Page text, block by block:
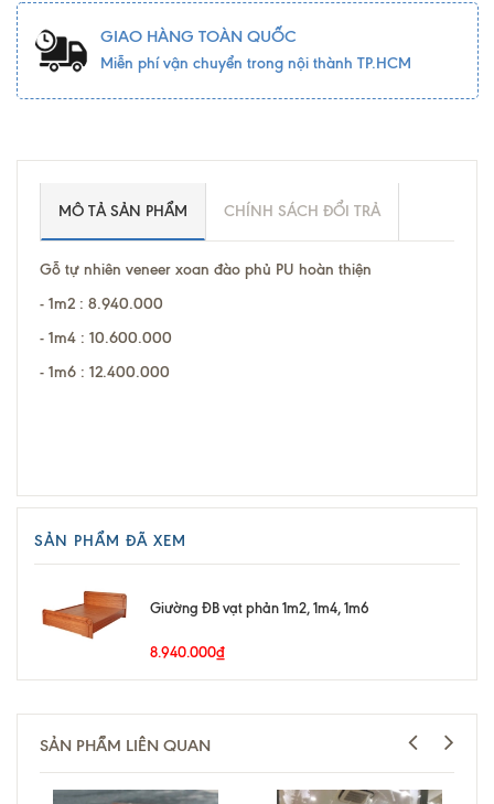
GIAO HÀNG TOÀN QUỐC
Miễn phí vận chuyển trong nội thành TP.HCM
MÔ TẢ SẢN PHẨM CHÍNH SÁCH ĐỔI TRẢ
Gỗ tự nhiên veneer xoan đào phủ PU hoàn thiện
- 1m2 : 8.940.000
- 1m4 : 10.600.000
- 1m6 : 12.400.000
SẢN PHẨM ĐÃ XEM
Giường ĐB vạt phản 1m2, 1m4, 1m6
8.940.000₫
SẢN PHẨM LIÊN QUAN